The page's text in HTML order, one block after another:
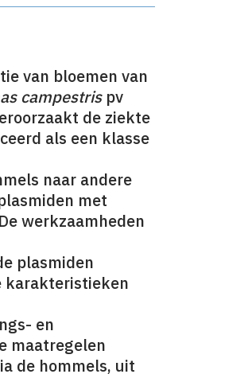
van bloemen van
campestrispv
de ziekte
als een klasse
naar andere
met
werkzaamheden
plasmiden
karakteristieken
en
maatregelen
de hommels, uit